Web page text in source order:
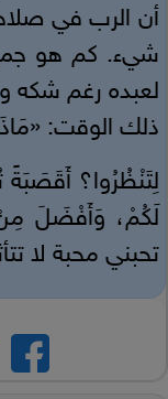
أن الرب في
شيء. كم هو
لعبده رغم شكه
ذلك الوقت:
لِتَنْظُرُوا؟ أَقَصَبَةً
لَكُمْ، وَأَفْضَلَ
تحبني محبة لا